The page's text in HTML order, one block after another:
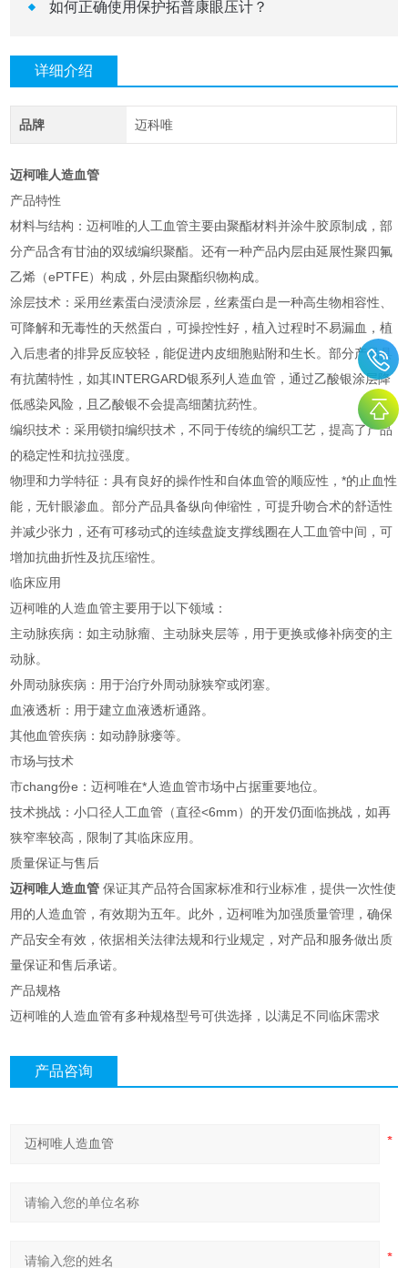
如何正确使用保护拓普康眼压计？
详细介绍
品牌 迈科唯
迈柯唯人造血管
产品特性
材料与结构：迈柯唯的人工血管主要由聚酯材料并涂牛胶原制成，部
分产品含有甘油的双绒编织聚酯。还有一种产品内层由延展性聚四氟
乙烯（ePTFE）构成，外层由聚酯织物构成。
涂层技术：采用丝素蛋白浸渍涂层，丝素蛋白是一种高生物相容性、
可降解和无毒性的天然蛋白，可操控性好，植入过程时不易漏血，植
入后患者的排异反应较轻，能促进内皮细胞贴附和生长。部分产品具
有抗菌特性，如其INTERGARD银系列人造血管，通过乙酸银涂层降
低感染风险，且乙酸银不会提高细菌抗药性。
编织技术：采用锁扣编织技术，不同于传统的编织工艺，提高了产品
的稳定性和抗拉强度。
物理和力学特征：具有良好的操作性和自体血管的顺应性，*的止血性
能，无针眼渗血。部分产品具备纵向伸缩性，可提升吻合术的舒适性
并减少张力，还有可移动式的连续盘旋支撑线圈在人工血管中间，可
增加抗曲折性及抗压缩性。
临床应用
迈柯唯的人造血管主要用于以下领域：
主动脉疾病：如主动脉瘤、主动脉夹层等，用于更换或修补病变的主
动脉。
外周动脉疾病：用于治疗外周动脉狭窄或闭塞。
血液透析：用于建立血液透析通路。
其他血管疾病：如动静脉瘘等。
市场与技术
市chang份e：迈柯唯在*人造血管市场中占据重要地位。
技术挑战：小口径人工血管（直径<6mm）的开发仍面临挑战，如再
狭窄率较高，限制了其临床应用。
质量保证与售后
迈柯唯人造血管 保证其产品符合国家标准和行业标准，提供一次性使
用的人造血管，有效期为五年。此外，迈柯唯为加强质量管理，确保
产品安全有效，依据相关法律法规和行业规定，对产品和服务做出质
量保证和售后承诺。
产品规格
迈柯唯的人造血管有多种规格型号可供选择，以满足不同临床需求
产品咨询